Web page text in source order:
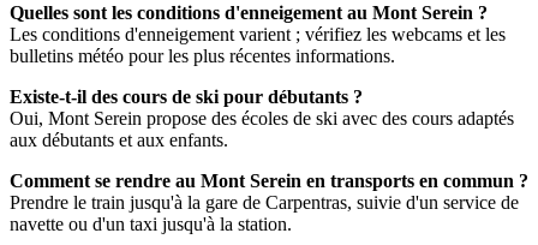
Quelles sont les conditions d'enneigement au Mont Serein ?
Les conditions d'enneigement varient ; vérifiez les webcams et les
bulletins météo pour les plus récentes informations.
Existe-t-il des cours de ski pour débutants ?
Oui, Mont Serein propose des écoles de ski avec des cours adaptés
aux débutants et aux enfants.
Comment se rendre au Mont Serein en transports en commun ?
Prendre le train jusqu'à la gare de Carpentras, suivie d'un service de
navette ou d'un taxi jusqu'à la station.